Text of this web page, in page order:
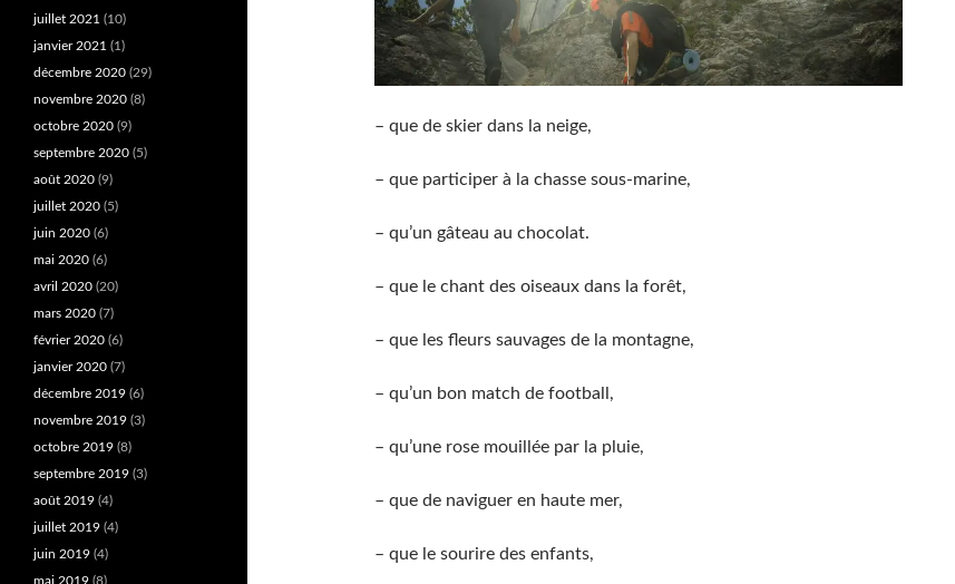
– que de skier dans la neige,
– que participer à la chasse sous-marine,
– qu’un gâteau au chocolat.
– que le chant des oiseaux dans la forêt,
– que les fleurs sauvages de la montagne,
– qu’un bon match de football,
– qu’une rose mouillée par la pluie,
– que de naviguer en haute mer,
– que le sourire des enfants,
juillet 2021 (10)
janvier 2021 (1)
décembre 2020 (29)
novembre 2020 (8)
octobre 2020 (9)
septembre 2020 (5)
août 2020 (9)
juillet 2020 (5)
juin 2020 (6)
mai 2020 (6)
avril 2020 (20)
mars 2020 (7)
février 2020 (6)
janvier 2020 (7)
décembre 2019 (6)
novembre 2019 (3)
octobre 2019 (8)
septembre 2019 (3)
août 2019 (4)
juillet 2019 (4)
juin 2019 (4)
mai 2019 (8)